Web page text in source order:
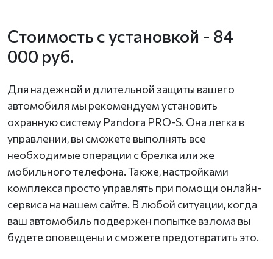
Стоимость с установкой - 84
000 руб.
Для надежной и длительной защиты вашего
автомобиля мы рекомендуем установить
охранную систему Pandora PRO-S. Она легка в
управлении, вы сможете выполнять все
необходимые операции с брелка или же
мобильного телефона. Также, настройками
комплекса просто управлять при помощи онлайн-
сервиса на нашем сайте. В любой ситуации, когда
ваш автомобиль подвержен попытке взлома вы
будете оповещены и сможете предотвратить это.